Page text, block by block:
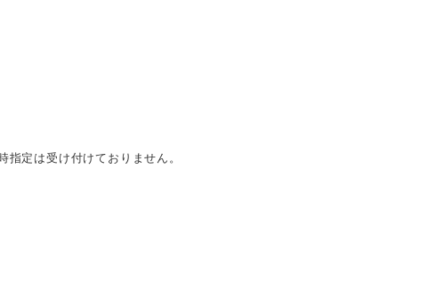
定は受け付けておりません。